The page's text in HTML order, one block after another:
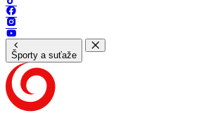
Športy a suťaže